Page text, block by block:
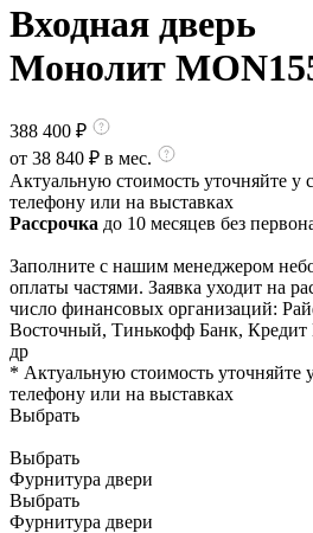
Входная дверь
Монолит
388 400 ₽
от 38 840 ₽ в мес.
Актуальную стоимость уточняйте у
телефону или на выставках
Рассрочка до 10 месяцев без
Заполните с нашим менеджером
оплаты частями. Заявка уходит на
число финансовых организаций:
Восточный, Тинькофф Банк, Кредит
др
* Актуальную стоимость уточняйте
телефону или на выставках
Выбрать
Выбрать
Фурнитура двери
Выбрать
Фурнитура двери